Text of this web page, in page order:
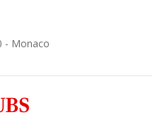
- Monaco